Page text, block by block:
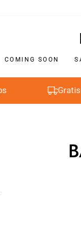
COMING SOON
Gratis